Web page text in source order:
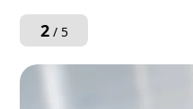
2/ 5